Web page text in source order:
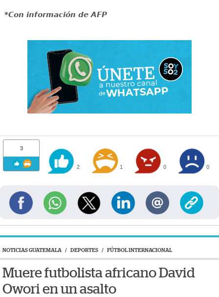
*Con información de AFP
3
2 1 0 0
NOTICIAS GUATEMALA / DEPORTES / FÚTBOL INTERNACIONAL
Muere futbolista africano David
Owori en un asalto